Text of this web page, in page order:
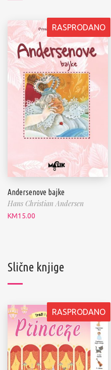
RASPRODANO
Andersenove bajke
Hans Christian Andersen
KM15.00
Slične knjige
RASPRODANO